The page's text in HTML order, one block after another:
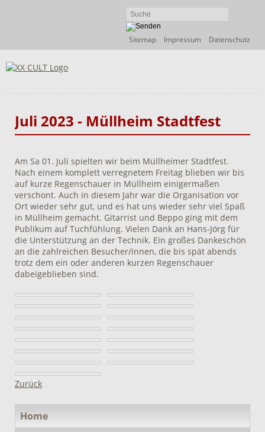
Navigation
Sitemap Impressum Datenschutz
Juli 2023 - Müllheim Stadtfest
Am Sa 01. Juli spielten wir beim Müllheimer Stadtfest.
Nach einem komplett verregnetem Freitag blieben wir bis
auf kurze Regenschauer in Müllheim einigermaßen
verschont. Auch in diesem Jahr war die Organisation vor
Ort wieder sehr gut, und es hat uns wieder sehr viel Spaß
in Müllheim gemacht. Gitarrist und Beppo ging mit dem
Publikum auf Tuchfühlung. Vielen Dank an Hans-Jörg für
die Unterstützung an der Technik. Ein großes Dankeschön
an die zahlreichen Besucher/innen, die bis spät abends
trotz dem ein oder anderen kurzen Regenschauer
dabeigeblieben sind.
Zurück
überspringen
Home